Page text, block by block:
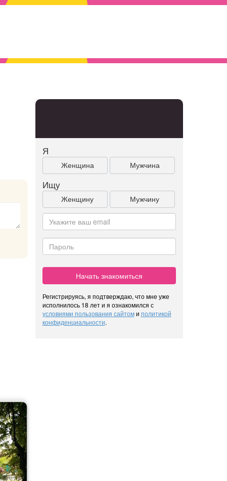
Я
Женщина Мужчина
Ищу
Женщину Мужчину
Начать знакомиться
Регистрируясь, я подтверждаю, что мне уже
исполнилось 18 лет и я ознакомился с
условиями пользования сайтоми политикой
конфиденциальности.